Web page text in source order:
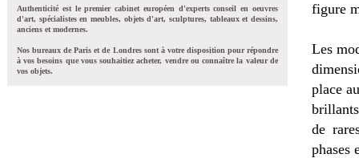
Authenticité est le premier cabinet européen d'experts conseil en oeuvres
d'art, spécialistes en meubles, objets d'art, sculptures, tableaux et dessins,
anciens et modernes.
Nos bureaux de Paris et de Londres sont à votre disposition pour répondre
à vos besoins que vous souhaitiez acheter, vendre ou connaître la valeur de
vos objets.
figure
Les
place
de
phases